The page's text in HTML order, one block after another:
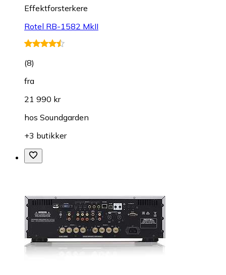
Effektforsterkere
Rotel RB-1582 MkII
(8)
fra
21 990 kr
hos Soundgarden
+3 butikker